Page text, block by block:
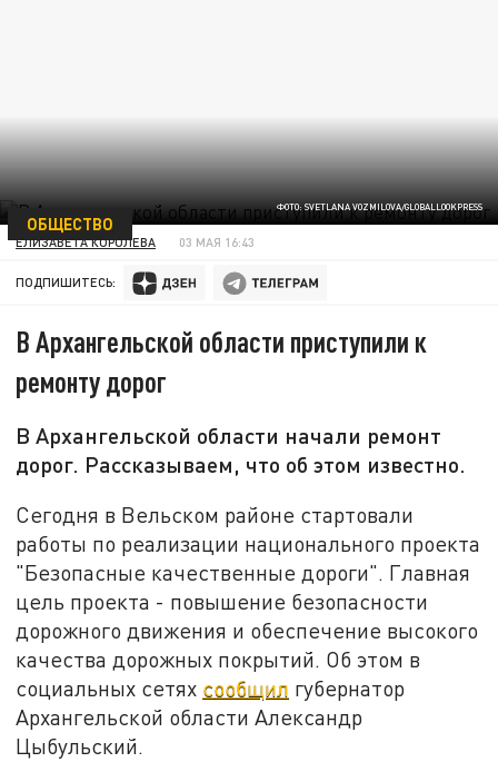
ФОТО: SVETLANA VOZMILOVA/GLOBALLOOKPRESS
ОБЩЕСТВО
ЕЛИЗАВЕТА КОРОЛЕВА 03 МАЯ 16:43
ПОДПИШИТЕСЬ:
В Архангельской области приступили к
ремонту дорог
В Архангельской области начали ремонт
дорог. Рассказываем, что об этом известно.
Сегодня в Вельском районе стартовали
работы по реализации национального проекта
"Безопасные качественные дороги". Главная
цель проекта - повышение безопасности
дорожного движения и обеспечение высокого
качества дорожных покрытий. Об этом в
социальных сетях сообщил губернатор
Архангельской области Александр
Цыбульский.